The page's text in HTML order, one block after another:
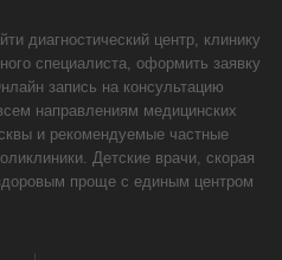
диагностический центр, клинику
специалиста, оформить заявку
запись на консультацию
направлениям медицинских
и рекомендуемые частные
Детские врачи, скорая
проще с единым центром